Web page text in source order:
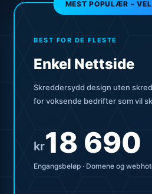
MEST POPULÆR –
BEST FOR DE FLESTE
Enkel Nettside
Skreddersydd design uten
for voksende bedrifter som vil
kr18 690
Engangsbeløp · Domene og